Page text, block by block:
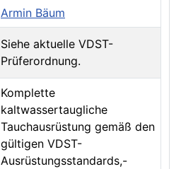
Armin Bäum
Siehe aktuelle VDST-
Prüferordnung.
Komplette
kaltwassertaugliche
Tauchausrüstung gemäß den
gültigen VDST-
Ausrüstungsstandards,-